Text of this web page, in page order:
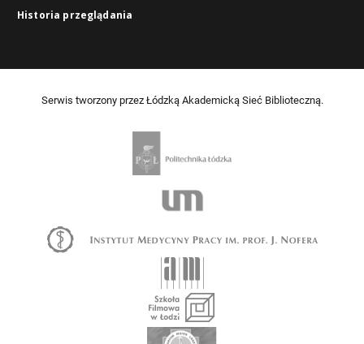
Historia przeglądania
Serwis tworzony przez Łódzką Akademicką Sieć Biblioteczną.